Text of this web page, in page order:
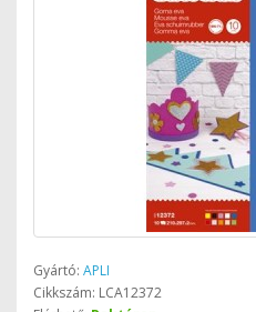
Gyártó: APLI
Cikkszám: LCA12372